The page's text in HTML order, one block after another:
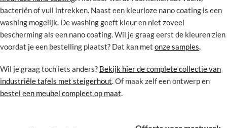
bacteriën of vuil intrekken. Naast een kleurloze nano coating is een
washing mogelijk. De washing geeft kleur en niet zoveel
bescherming als een nano coating. Wil je graag eerst de kleuren zien
voordat je een bestelling plaatst? Dat kan met onze samples.
Wil je graag toch iets anders? Bekijk hier de complete collectie van
industriële tafels met steigerhout. Of maak zelf een ontwerp en
bestel een meubel compleet op maat.